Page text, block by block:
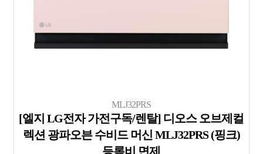
MLJ32PRS
[엘지 LG전자 가전구독/렌탈] 디오스 오브제컬
렉션 광파오븐 수비드 머신 MLJ32PRS (핑크)
등록비 면제